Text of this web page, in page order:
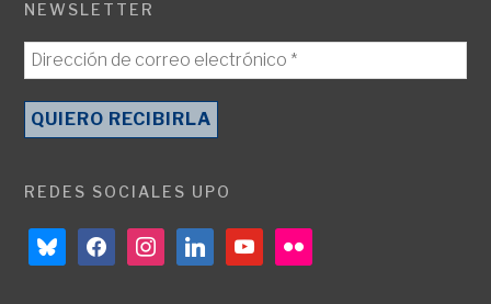
NEWSLETTER
REDES SOCIALES UPO
blueskyfacebookinstagramlinkedinyoutubeflickr